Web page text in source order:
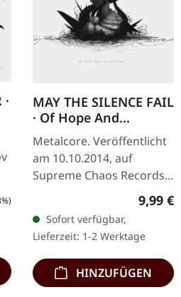
MAY THE SILENCE FAIL
· Of Hope And
Aspiration | DIGIPAK
CD
Metalcore. Veröffentlicht
am 10.10.2014, auf
Supreme Chaos Records.
CD im DigiPak. May The
Silence Fail liefern mit „Of
Hope And Aspiration"
etwas…
9,99 €
Sofort verfügbar,
Lieferzeit: 1-2 Werktage
HINZUFÜGEN